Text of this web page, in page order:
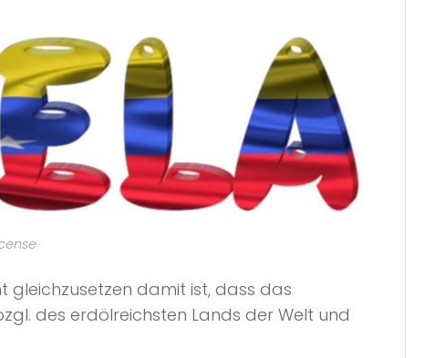
gleichzusetzen damit ist, dass das
des erdölreichsten Lands der Welt und